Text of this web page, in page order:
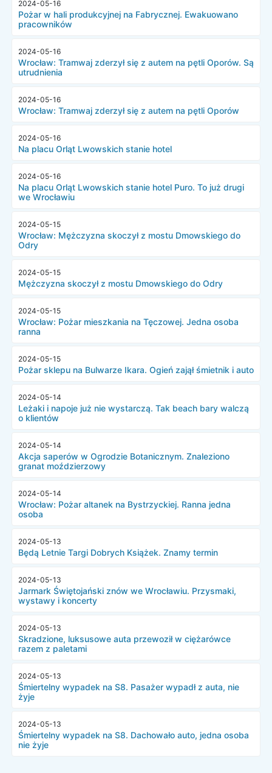
2024-05-16
Pożar w hali produkcyjnej na Fabrycznej. Ewakuowano
pracowników
2024-05-16
Wrocław: Tramwaj zderzył się z autem na pętli Oporów. Są
utrudnienia
2024-05-16
Wrocław: Tramwaj zderzył się z autem na pętli Oporów
2024-05-16
Na placu Orląt Lwowskich stanie hotel
2024-05-16
Na placu Orląt Lwowskich stanie hotel Puro. To już drugi
we Wrocławiu
2024-05-15
Wrocław: Mężczyzna skoczył z mostu Dmowskiego do
Odry
2024-05-15
Mężczyzna skoczył z mostu Dmowskiego do Odry
2024-05-15
Wrocław: Pożar mieszkania na Tęczowej. Jedna osoba
ranna
2024-05-15
Pożar sklepu na Bulwarze Ikara. Ogień zajął śmietnik i auto
2024-05-14
Leżaki i napoje już nie wystarczą. Tak beach bary walczą
o klientów
2024-05-14
Akcja saperów w Ogrodzie Botanicznym. Znaleziono
granat moździerzowy
2024-05-14
Wrocław: Pożar altanek na Bystrzyckiej. Ranna jedna
osoba
2024-05-13
Będą Letnie Targi Dobrych Książek. Znamy termin
2024-05-13
Jarmark Świętojański znów we Wrocławiu. Przysmaki,
wystawy i koncerty
2024-05-13
Skradzione, luksusowe auta przewoził w ciężarówce
razem z paletami
2024-05-13
Śmiertelny wypadek na S8. Pasażer wypadł z auta, nie
żyje
2024-05-13
Śmiertelny wypadek na S8. Dachowało auto, jedna osoba
nie żyje